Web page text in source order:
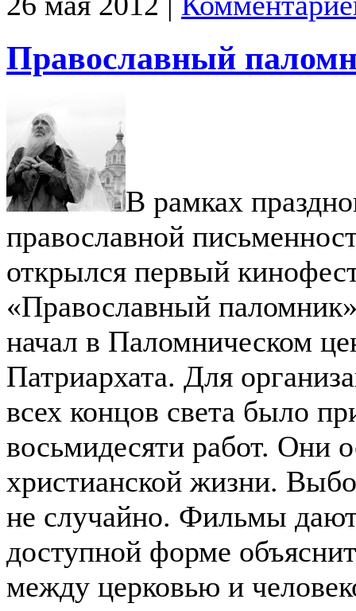
Православный
В рамках
православной
открылся первый
«Православный
начал в Паломническом
Патриархата. Для
всех концов света было
восьмидесяти работ. Они
христианской жизни.
не случайно. Фильмы
доступной форме
между церковью и